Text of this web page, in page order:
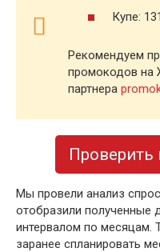
Купе:
Рекомендуем
промокодов на
партнера
Проверить
Мы провели анализ
отобразили полученные
интервалом по месяцам.
заранее спланировать